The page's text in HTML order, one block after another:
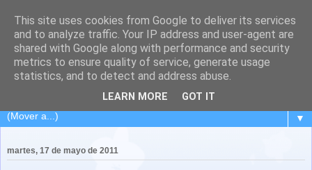
El Carpintero Travieso
Viaje de ida y vuelta a L´Hospitalet... pasando por la isla de
los volcanes... Lanzarote.
▼
martes, 17 de mayo de 2011
This site uses cookies from Google to deliver its services
and to analyze traffic. Your IP address and user-agent are
shared with Google along with performance and security
metrics to ensure quality of service, generate usage
statistics, and to detect and address abuse.
LEARN MORE GOT IT